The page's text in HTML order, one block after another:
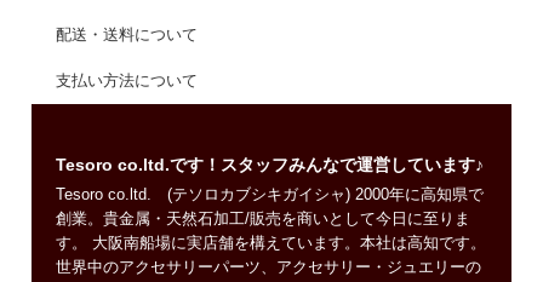
配送・送料について
支払い方法について
Tesoro co.ltd.です！スタッフみんなで運営しています♪
Tesoro co.ltd. (テソロカブシキガイシャ) 2000年に高知県で
創業。貴金属・天然石加工/販売を商いとして今日に至りま
す。 大阪南船場に実店舗を構えています。本社は高知です。
世界中のアクセサリーパーツ、アクセサリー・ジュエリーの